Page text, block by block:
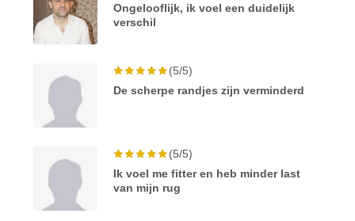
Ongelooflijk, ik voel een duidelijk
verschil
(5/5)
De scherpe randjes zijn verminderd
(5/5)
Ik voel me fitter en heb minder last
van mijn rug